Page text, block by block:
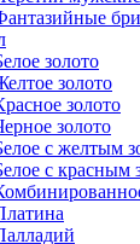
золото
золото
золото
золото
с желтым
с красным